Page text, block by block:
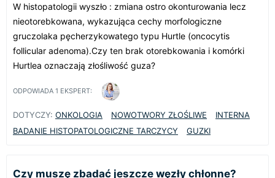
W histopatologii wyszło : zmiana ostro okonturowania lecz
nieotorebkowana, wykazująca cechy morfologiczne
gruczolaka pęcherzykowatego typu Hurtle (oncocytis
follicular adenoma).Czy ten brak otorebkowania i komórki
Hurtlea oznaczają złośliwość guza?
ODPOWIADA 1 EKSPERT:
DOTYCZY: ONKOLOGIA NOWOTWORY ZŁOŚLIWE
INTERNA
BADANIE HISTOPATOLOGICZNE TARCZYCY
GUZKI
Czy muszę zbadać jeszcze węzły chłonne?